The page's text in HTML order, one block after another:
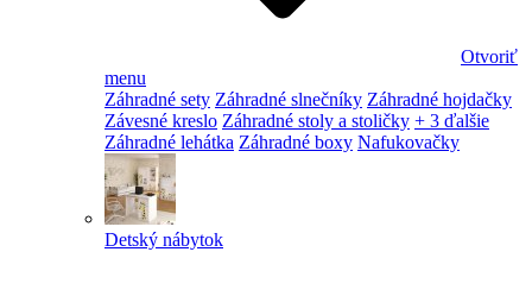
Otvoriť
menu
Záhradné sety Záhradné slnečníky Záhradné hojdačky
Závesné kreslo Záhradné stoly a stoličky + 3 ďalšie
Záhradné lehátka Záhradné boxy Nafukovačky
Detský nábytok